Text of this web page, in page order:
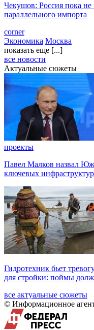
Чекушов: Россия пока не
параллельного импорта
corner
Экономика Москва
показать еще [...]
все новости
Актуальные сюжеты
проекты
Павел Малков назвал
ключевых
Гидротехник бьет
для стройки: поймы
все актуальные сюжеты
© Информационное